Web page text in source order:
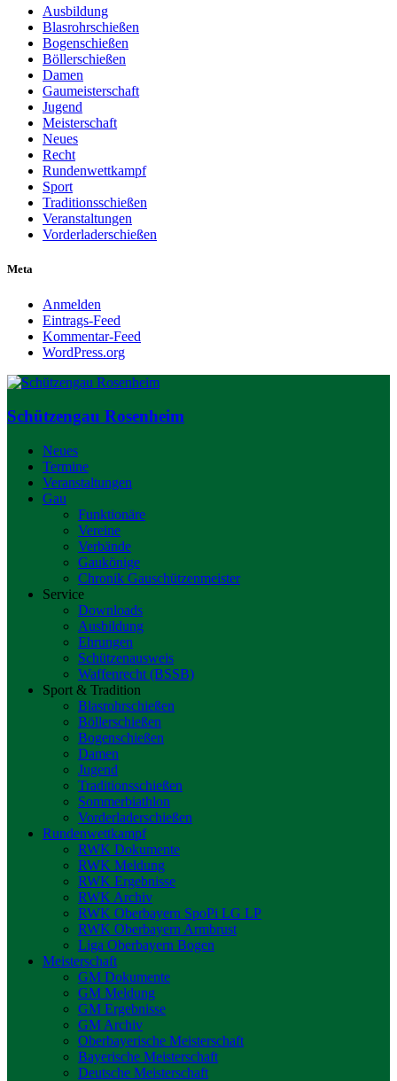
Ausbildung
Blasrohrschießen
Bogenschießen
Böllerschießen
Damen
Gaumeisterschaft
Jugend
Meisterschaft
Neues
Recht
Rundenwettkampf
Sport
Traditionsschießen
Veranstaltungen
Vorderladerschießen
Meta
Anmelden
Eintrags-Feed
Kommentar-Feed
WordPress.org
Schützengau Rosenheim
Neues
Termine
Veranstaltungen
Gau
Funktionäre
Vereine
Verbände
Gaukönige
Chronik Gauschützenmeister
Service
Downloads
Ausbildung
Ehrungen
Schützenausweis
Waffenrecht (BSSB)
Sport & Tradition
Blasrohrschießen
Böllerschießen
Bogenschießen
Damen
Jugend
Traditionsschießen
Sommerbiathlon
Vorderladerschießen
Rundenwettkampf
RWK Dokumente
RWK Meldung
RWK Ergebnisse
RWK Archiv
RWK Oberbayern SpoPi LG LP
RWK Oberbayern Armbrust
Liga Oberbayern Bogen
Meisterschaft
GM Dokumente
GM Meldung
GM Ergebnisse
GM Archiv
Oberbayerische Meisterschaft
Bayerische Meisterschaft
Deutsche Meisterschaft